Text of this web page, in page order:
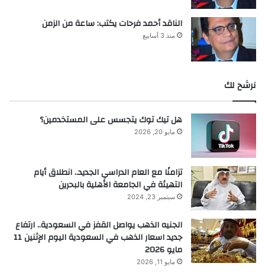
الناقد أحمد فرحات يكتب: ساعة من الزمن
منذ 3 أسابيع
نرشح لك
هل تيك توك يتجسس على المستخدمين؟
مايو 20, 2026
تزامنًا مع العام الدراسي الجديد.. انطلاق أيام
التهيئة في الجامعة الأهلية بالبحرين
سبتمبر 23, 2024
الجنيه الذهب يواصل القفز في السعودية.. ارتفاع
جديد اسعار الذهب في السعودية اليوم الإثنين 11
مايو 2026
مايو 11, 2026